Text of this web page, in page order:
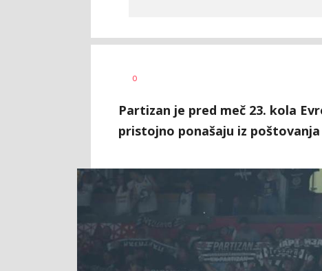
AUTOR
0
Partizan je pred meč 23. kola
pristojno ponašaju iz